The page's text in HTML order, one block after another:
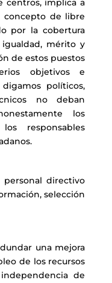
centros, implica a
concepto de libre
por la cobertura
mérito y
de estos puestos
objetivos e
políticos,
no deban
los
responsables
personal directivo
selección
una mejora
de los recursos
de